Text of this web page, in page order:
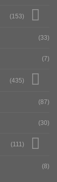
(153)
(33)
(7)
(435)
(87)
(30)
(111)
(8)